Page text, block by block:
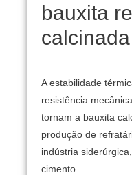
bauxita
calcinada
A estabilidade
resistência
tornam a bauxita
produção de
indústria
cimento.